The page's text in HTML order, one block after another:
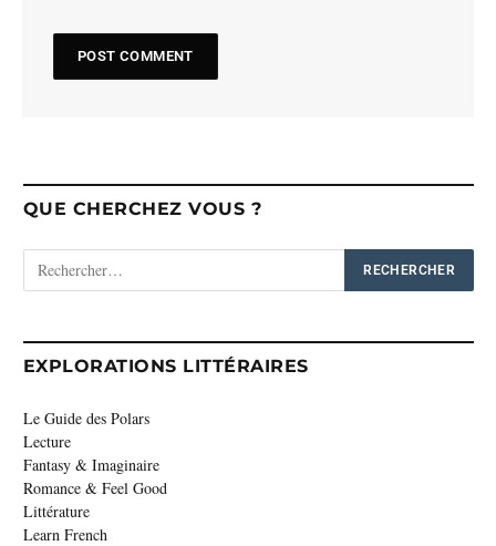
QUE CHERCHEZ VOUS ?
EXPLORATIONS LITTÉRAIRES
Le Guide des Polars
Lecture
Fantasy & Imaginaire
Romance & Feel Good
Littérature
Learn French